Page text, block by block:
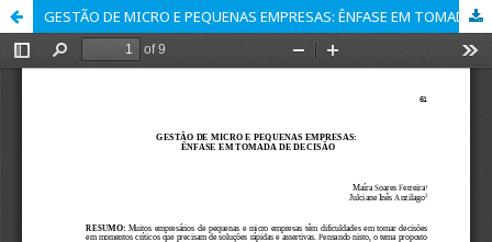
GESTÃO DE MICRO E PEQUENAS EMPRESAS: ÊNFASE EM TOMADA DE DECISÃO